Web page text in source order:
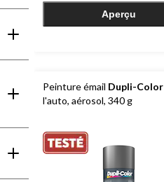
Aperçu
Peinture émail Dupli-Color
l'auto, aérosol, 340 g